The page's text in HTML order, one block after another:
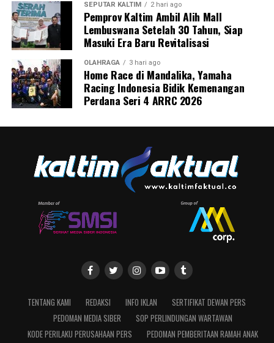
SEPUTAR KALTIM 2 hari ago
Pemprov Kaltim Ambil Alih Mall
Lembuswana Setelah 30 Tahun, Siap
Masuki Era Baru Revitalisasi
OLAHRAGA 3 hari ago
Home Race di Mandalika, Yamaha
Racing Indonesia Bidik Kemenangan
Perdana Seri 4 ARRC 2026
TENTANG KAMI REDAKSI INFO IKLAN
SERTIFIKAT DEWAN PERS
PEDOMAN MEDIA SIBER
SOP PERLINDUNGAN WARTAWAN
KODE PERILAKU PERUSAHAAN PERS
PEDOMAN PEMBERITAAN RAMAH ANAK